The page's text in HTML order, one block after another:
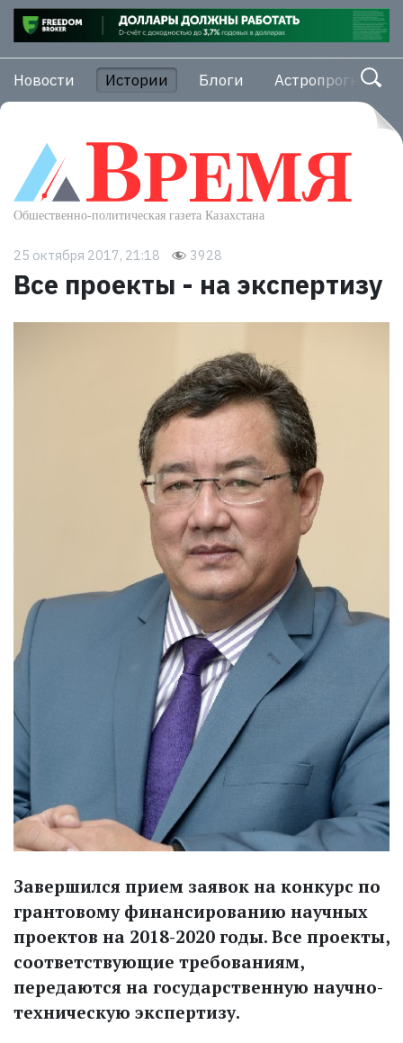
Новости Истории Блоги Астропрогноз
25 октября 2017, 21:18 3928
Все проекты - на экспертизу
Завершился прием заявок на конкурс по
грантовому финансированию научных
проектов на 2018-2020 годы. Все проекты,
соответствующие требованиям,
передаются на государственную научно-
техническую экспертизу.